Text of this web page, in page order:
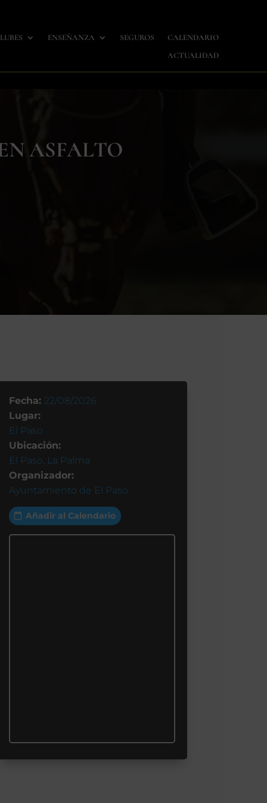
ENSEÑANZA SEGUROS
CALENDARIO
ACTUALIDAD
ASFALTO
Fecha: 22/08/2026
Lugar:
El Paso
Ubicación:
El Paso, La Palma
Organizador:
Ayuntamiento de El Paso
Añadir al Calendario